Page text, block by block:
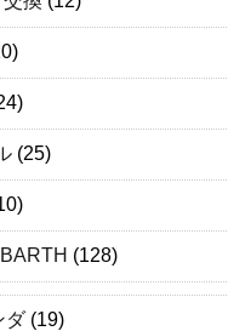
(25)
(128)
ダ(19)